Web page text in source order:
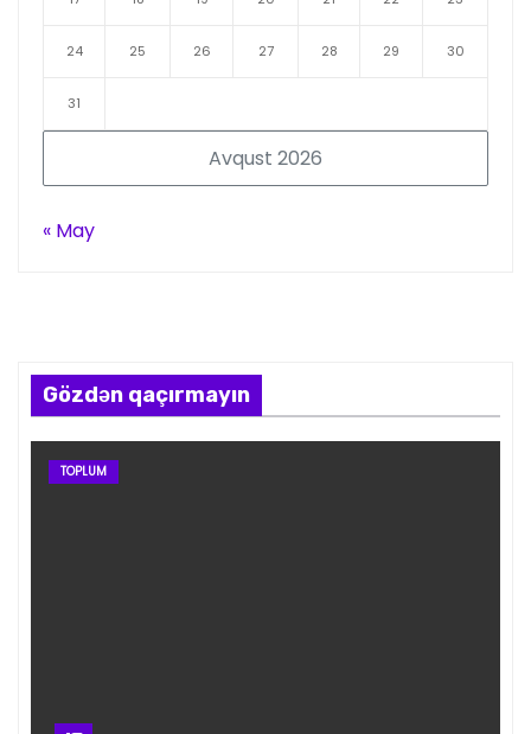
Avqust 2026
24 25 26 27 28 29 30
31
« May
Gözdən qaçırmayın
TOPLUM